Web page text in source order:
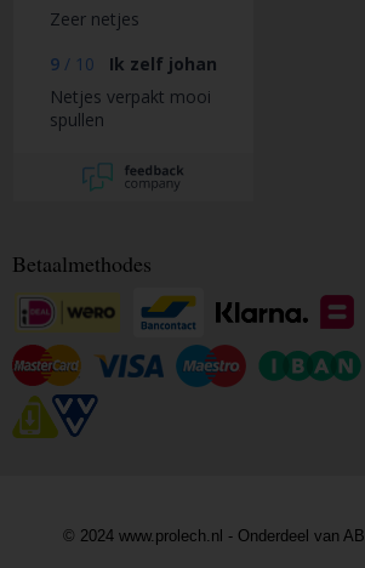
Zeer netjes
9 / 10
Ik zelf johan
Netjes verpakt mooi
spullen
Betaalmethodes